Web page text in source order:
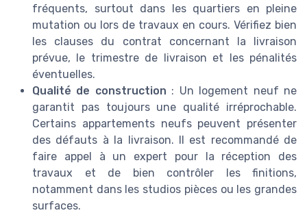
fréquents, surtout dans les quartiers en pleine
mutation ou lors de travaux en cours. Vérifiez bien
les clauses du contrat concernant la livraison
prévue, le trimestre de livraison et les pénalités
éventuelles.
Qualité de construction : Un logement neuf ne
garantit pas toujours une qualité irréprochable.
Certains appartements neufs peuvent présenter
des défauts à la livraison. Il est recommandé de
faire appel à un expert pour la réception des
travaux et de bien contrôler les finitions,
notamment dans les studios pièces ou les grandes
surfaces.